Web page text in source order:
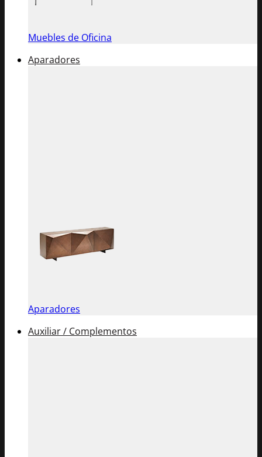
Muebles de Oficina
Aparadores
Aparadores
Auxiliar / Complementos